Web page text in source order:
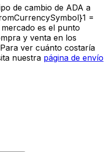
de cambio de ADA a
=
es el punto
y venta en los
ver cuánto costaría
nuestra página de envío